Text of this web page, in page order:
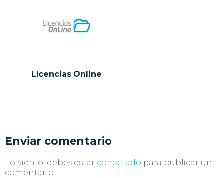
Licencias Online
Enviar comentario
Lo siento, debes estar conectado para publicar un
comentario.